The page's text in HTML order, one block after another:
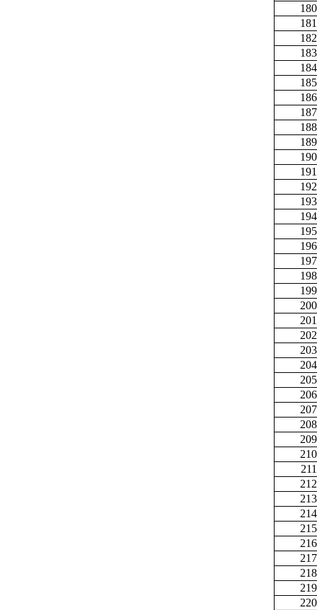
180
181
182
183
184
185
186
187
188
189
190
191
192
193
194
195
196
197
198
199
200
201
202
203
204
205
206
207
208
209
210
211
212
213
214
215
216
217
218
219
220